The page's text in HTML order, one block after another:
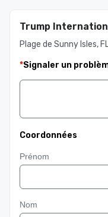
Trump
Plage de Sunny Isles,
*Signaler un
Coordonnées
Prénom
Nom